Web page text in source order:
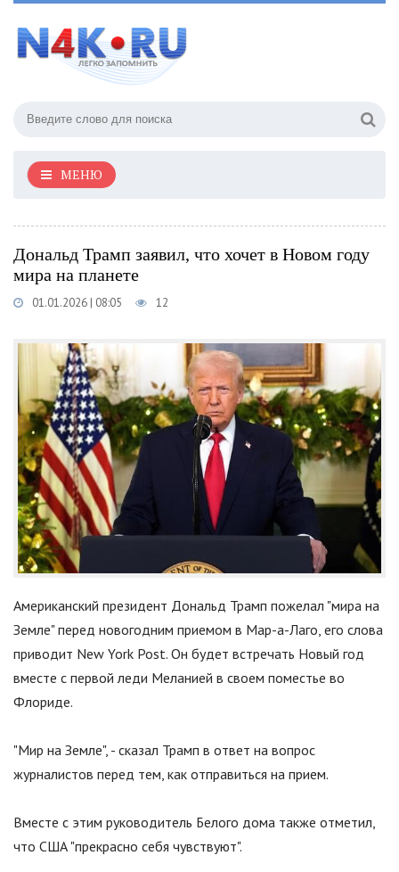
МЕНЮ
Дональд Трамп заявил, что хочет в Новом году
мира на планете
01.01.2026 | 08:05 12
Американский президент Дональд Трамп пожелал "мира на
Земле"перед новогодним приемом в Мар-а-Лаго, его слова
приводит New York Post. Он будет встречать Новый год
вместе с первой леди Меланией в своем поместье во
Флориде.
"Мир на Земле", - сказал Трамп в ответ на вопрос
журналистов перед тем, как отправиться на прием.
Вместе с этим руководитель Белого дома также отметил,
что США "прекрасно себя чувствуют".